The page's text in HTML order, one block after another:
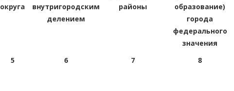
округа
внутригородским
делением
районы
образование)
города
федерального
значения
5 6 7 8